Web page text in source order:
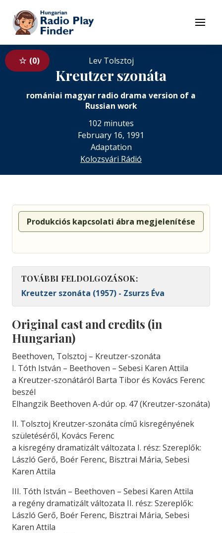
To contents
Menu
0 Lev Tolsztoj
Kreutzer szonáta
romániai magyar radio drama version of a
Russian work
102 minutes
February 16, 1991
Adaptation
Kolozsvári Rádió
Produkciós kapcsolati ábra megjelenítése
TOVÁBBI FELDOLGOZÁSOK:
Kreutzer szonáta (1957) - Zsurzs Éva
Original cast and credits (in
Hungarian)
Beethoven, Tolsztoj – Kreutzer-szonáta
I. Tóth István – Beethoven – Sebesi Karen Attila
a Kreutzer-szonátáról Barta Tibor és Kovács Ferenc
beszél
Elhangzik Beethoven A-dúr op. 47 (Kreutzer-szonáta)
II. Tolsztoj Kreutzer-szonáta című kisregényének
születéséről, Kovács Ferenc
a kisregény dramatizált változata I. rész: Szereplők:
László Gerő, Boér Ferenc, Bisztrai Mária, Sebesi
Karen Attila
III. Tóth István – Beethoven – Sebesi Karen Attila
a regény dramatizált változata II. rész: Szereplők:
László Gerő, Boér Ferenc, Bisztrai Mária, Sebesi
Karen Attila